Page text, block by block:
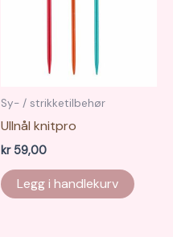
Sy- / strikketilbehør
Ullnål knitpro
kr59,00
Legg i handlekurv